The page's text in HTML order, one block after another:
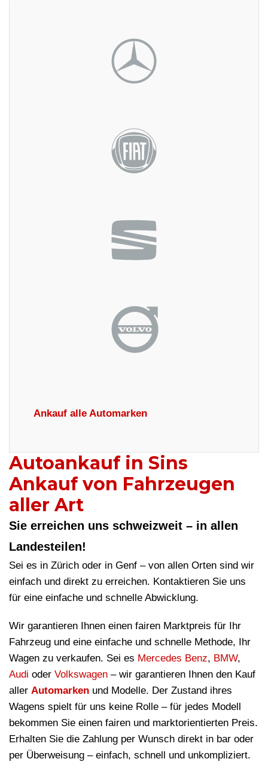
Ankauf alle Automarken
Autoankauf in Sins
Ankauf von Fahrzeugen
aller Art
Sie erreichen uns schweizweit – in allen
Landesteilen!
Sei es in Zürich oder in Genf – von allen Orten sind wir
einfach und direkt zu erreichen. Kontaktieren Sie uns
für eine einfache und schnelle Abwicklung.
Wir garantieren Ihnen einen fairen Marktpreis für Ihr
Fahrzeug und eine einfache und schnelle Methode, Ihr
Wagen zu verkaufen. Sei es Mercedes Benz, BMW,
Audi oder Volkswagen – wir garantieren Ihnen den Kauf
aller Automarken und Modelle. Der Zustand ihres
Wagens spielt für uns keine Rolle – für jedes Modell
bekommen Sie einen fairen und marktorientierten Preis.
Erhalten Sie die Zahlung per Wunsch direkt in bar oder
per Überweisung – einfach, schnell und unkompliziert.